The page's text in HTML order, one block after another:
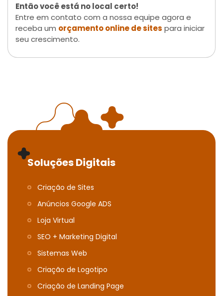
Então você está no local certo!
Entre em contato com a nossa equipe agora e
receba um orçamento online de sites para iniciar
seu crescimento.
Soluções Digitais
Criação de Sites
Anúncios Google ADS
Loja Virtual
SEO + Marketing Digital
Sistemas Web
Criação de Logotipo
Criação de Landing Page